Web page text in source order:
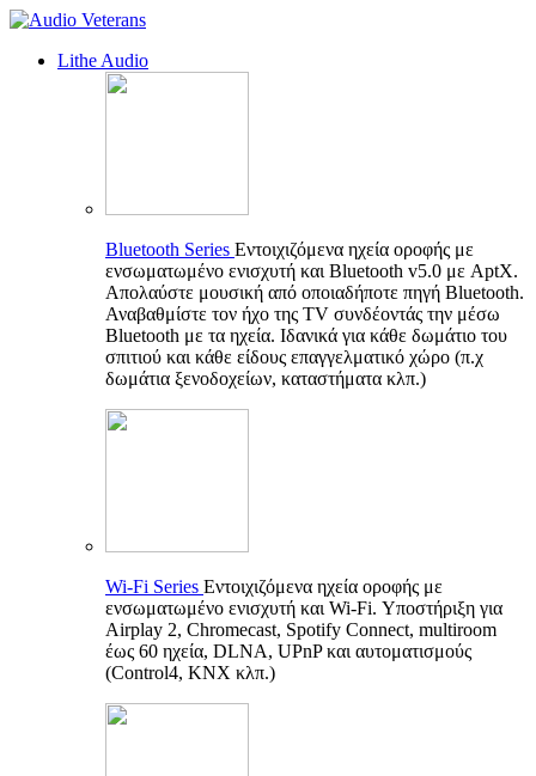
Lithe Audio
Bluetooth Series Εντοιχιζόμενα ηχεία οροφής με
ενσωματωμένο ενισχυτή και Bluetooth v5.0 με AptX.
Απολαύστε μουσική από οποιαδήποτε πηγή Bluetooth.
Αναβαθμίστε τον ήχο της TV συνδέοντάς την μέσω
Bluetooth με τα ηχεία. Ιδανικά για κάθε δωμάτιο του
σπιτιού και κάθε είδους επαγγελματικό χώρο (π.χ
δωμάτια ξενοδοχείων, καταστήματα κλπ.)
Wi-Fi Series Εντοιχιζόμενα ηχεία οροφής με
ενσωματωμένο ενισχυτή και Wi-Fi. Υποστήριξη για
Airplay 2, Chromecast, Spotify Connect, multiroom
έως 60 ηχεία, DLNA, UPnP και αυτοματισμούς
(Control4, KNX κλπ.)